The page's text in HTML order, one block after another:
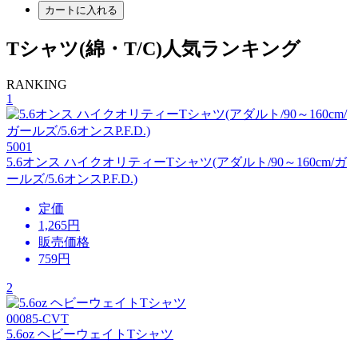
カートに入れる
Tシャツ(綿・T/C)人気ランキング
RANKING
1
5001
5.6オンス ハイクオリティーTシャツ(アダルト/90～160cm/ガ
ールズ/5.6オンスP.F.D.)
定価
1,265円
販売価格
759円
2
00085-CVT
5.6oz ヘビーウェイトTシャツ